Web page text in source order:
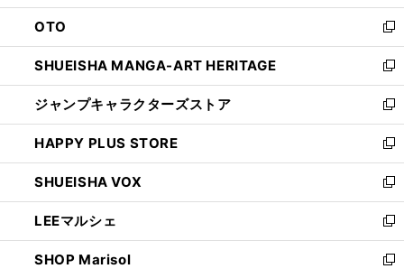
ウ
で
開
く
ン
ド
ウ
で
開
く
OTO
新
し
い
ウ
ィ
ン
ド
ウ
で
開
く
SHUEISHA MANGA-ART HERITAGE
新
し
い
ウ
ィ
ン
ド
ウ
で
開
く
ジャンプキャラクターズストア
新
し
い
ウ
ィ
ン
ド
ウ
で
HAPPY PLUS STORE
新
し
い
ウ
ィ
ン
ド
SHUEISHA VOX
新
し
い
ウ
ィ
LEEマルシェ
新
し
い
SHOP Marisol
新